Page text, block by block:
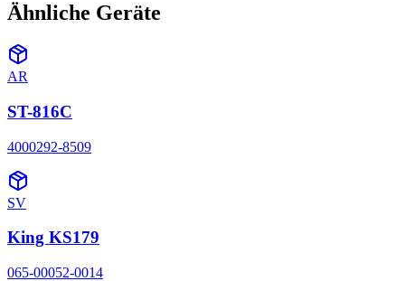
Ähnliche Geräte
AR
ST-816C
4000292-8509
SV
King KS179
065-00052-0014